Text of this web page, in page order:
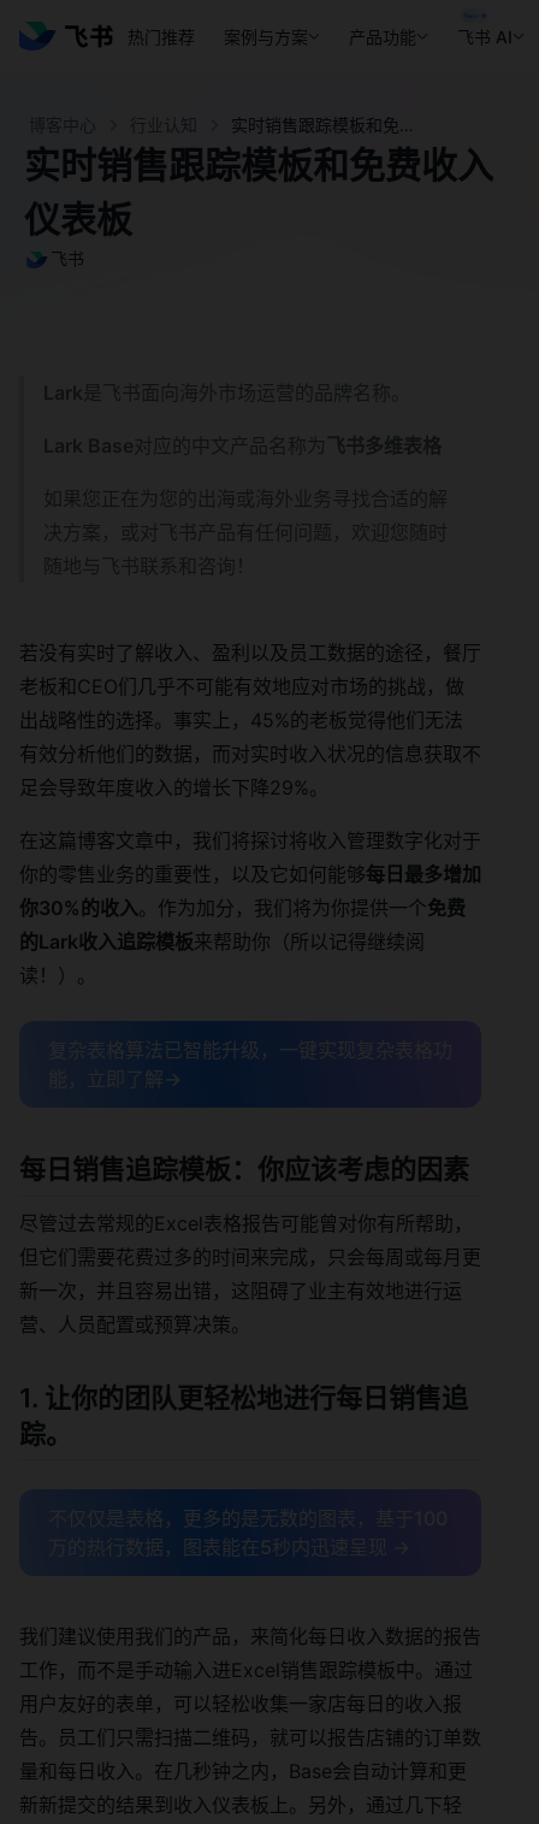
热门推荐 案例与方案 产品功能 飞书 AI
实时销售跟踪模板和免费收入
仪表板
飞书
Lark是飞书面向海外市场运营的品牌名称。
Lark Base对应的中文产品名称为 飞书多维表格
如果您正在为您的出海或海外业务寻找合适的解
决方案，或对飞书产品有任何问题，欢迎您随时
随地与飞书联系和咨询！
若没有实时了解收入、盈利以及员工数据的途径，餐厅
老板和CEO们几乎不可能有效地应对市场的挑战，做
出战略性的选择。事实上，45%的老板觉得他们无法
有效分析他们的数据，而对实时收入状况的信息获取不
足会导致年度收入的增长下降29%。
在这篇博客文章中，我们将探讨将收入管理数字化对于
你的零售业务的重要性，以及它如何能够每日最多增加
你30%的收入。作为加分，我们将为你提供一个免费
的Lark收入追踪模板来帮助你（所以记得继续阅
读！）。
复杂表格算法已智能升级，一键实现复杂表格功
能，立即了解→
每日销售追踪模板：你应该考虑的因素
尽管过去常规的Excel表格报告可能曾对你有所帮助，
但它们需要花费过多的时间来完成，只会每周或每月更
新一次，并且容易出错，这阻碍了业主有效地进行运
营、人员配置或预算决策。
1. 让你的团队更轻松地进行每日销售追
踪。
不仅仅是表格，更多的是无数的图表，基于100
万的热行数据，图表能在5秒内迅速呈现 →
我们建议使用我们的产品，来简化每日收入数据的报告
工作，而不是手动输入进Excel销售跟踪模板中。通过
用户友好的表单，可以轻松收集一家店每日的收入报
告。员工们只需扫描二维码，就可以报告店铺的订单数
量和每日收入。在几秒钟之内，Base会自动计算和更
新新提交的结果到收入仪表板上。另外，通过几下轻